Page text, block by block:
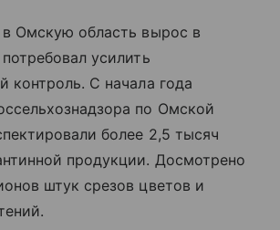
Омскую область вырос в
усилить
контроль. С начала года
по Омской
более 2,5 тысяч
продукции. Досмотрено
штук срезов цветов и